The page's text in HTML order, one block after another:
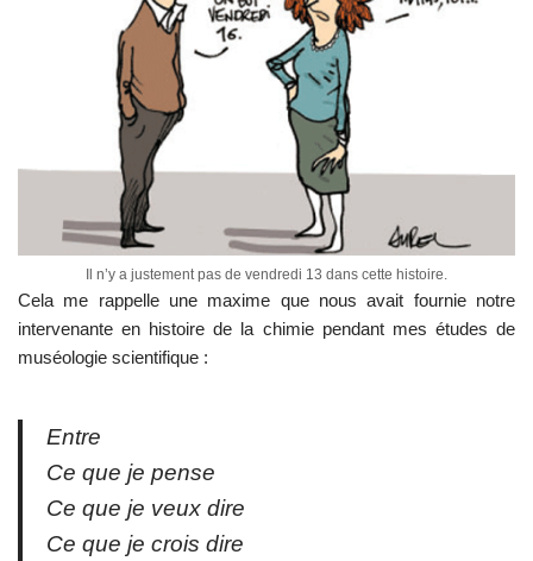
Il n’y a justement pas de vendredi 13 dans cette histoire.
Cela me rappelle une maxime que nous avait fournie notre
intervenante en histoire de la chimie pendant mes études de
muséologie scientifique :
Entre
Ce que je pense
Ce que je veux dire
Ce que je crois dire